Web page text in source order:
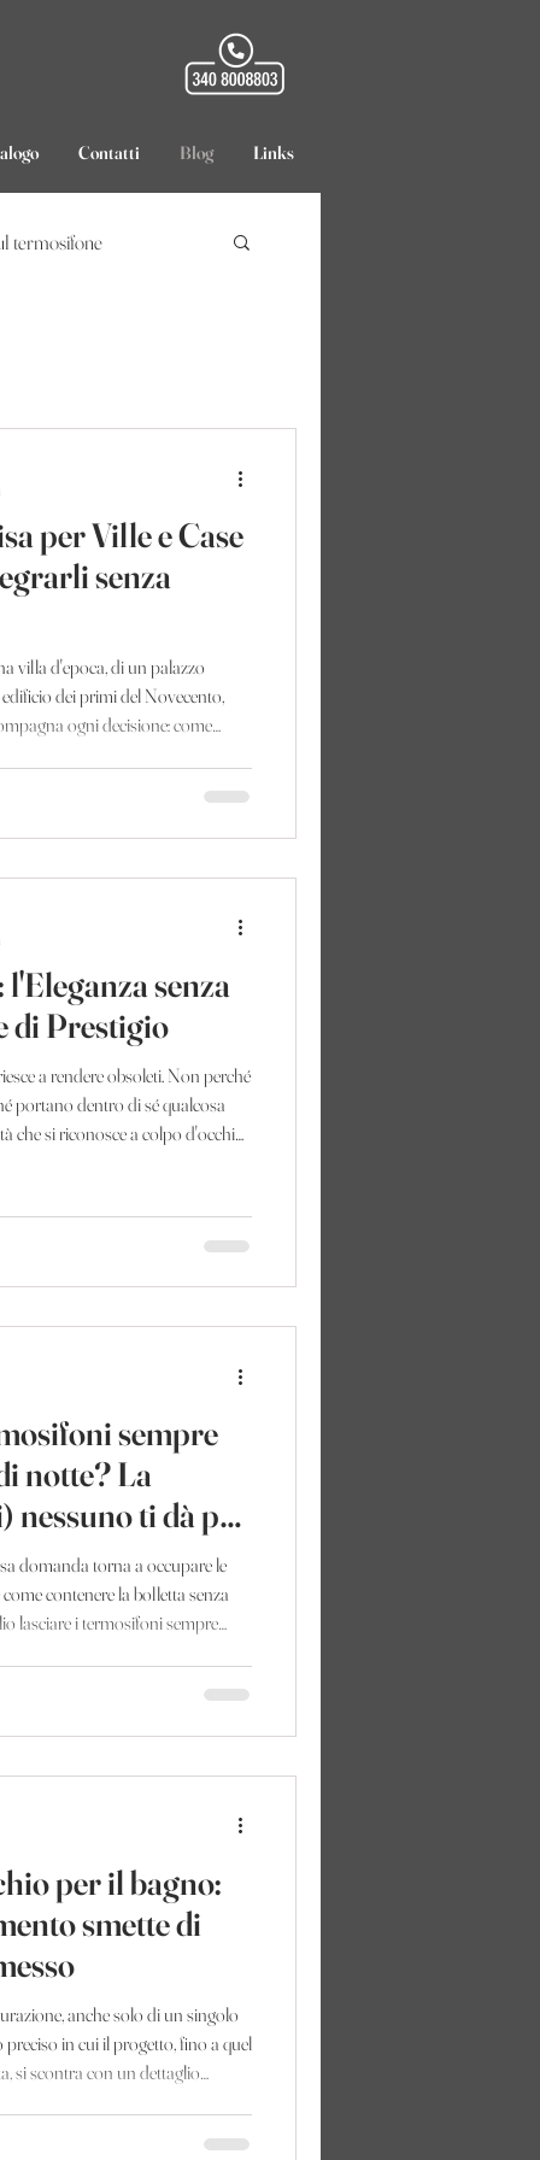
Contatti Blog Links
termosifone
per Ville e Case
senza
villa d'epoca, di un palazzo
dei primi del Novecento,
ogni decisione: come
per diventare
senza
di Prestigio
a rendere obsoleti. Non perché
portano dentro di sé qualcosa
che si riconosce a colpo d'occhio,
in un palazzo d'epoca, in una
un dettagli
sempre
notte? La
nessuno ti dà per
domanda torna a occupare le
contenere la bolletta senza
lasciare i termosifoni sempre
non una delle solite
per il bagno:
smette di
anche solo di un singolo
in cui il progetto, fino a quel
si scontra con un dettaglio